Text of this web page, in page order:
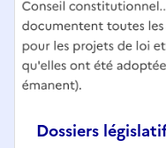
Dossiers